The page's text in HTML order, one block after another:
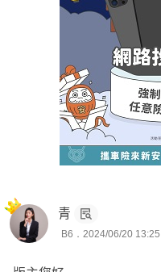
青
B6．2024/06/20 13:25